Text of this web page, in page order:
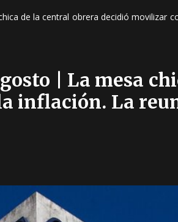
de la central obrera decidió movilizar
| La mesa
inflación. La